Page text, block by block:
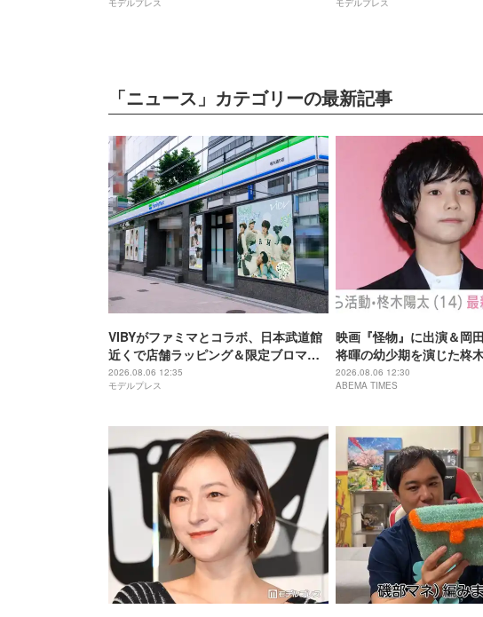
モデルプレス
すぎる空間」「仲良いの伝
モデルプレス
「ニュース」カテゴリーの最新記事
VIBYがファミマとコラボ、日本武道館
近くで店舗ラッピング＆限定ブロマイ
ドを全国展開
2026.08.06 12:35
モデルプレス
映画『怪物』に出演＆岡
将暉の幼少期を演じた柊
ショットに「どんどん大
などの声
2026.08.06 12:30
ABEMA TIMES